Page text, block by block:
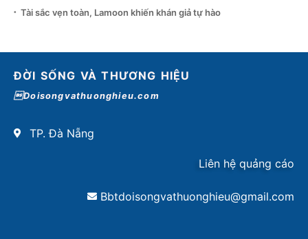
Tài sắc vẹn toàn, Lamoon khiến khán giả tự hào
ĐỜI SỐNG VÀ THƯƠNG HIỆU
Doisongvathuonghieu.com
TP. Đà Nẵng
Liên hệ quảng cáo
Bbtdoisongvathuonghieu@gmail.com